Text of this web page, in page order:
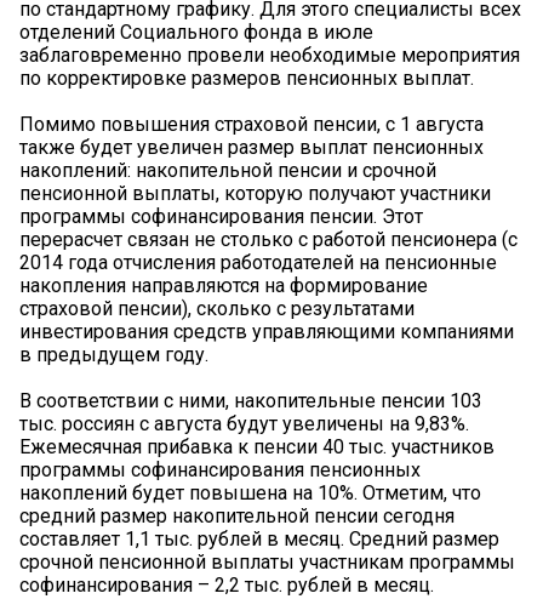
по стандартному графику. Для этого специалисты всех
отделений Социального фонда в июле
заблаговременно провели необходимые мероприятия
по корректировке размеров пенсионных выплат.
Помимо повышения страховой пенсии, с 1 августа
также будет увеличен размер выплат пенсионных
накоплений: накопительной пенсии и срочной
пенсионной выплаты, которую получают участники
программы софинансирования пенсии. Этот
перерасчет связан не столько с работой пенсионера (с
2014 года отчисления работодателей на пенсионные
накопления направляются на формирование
страховой пенсии), сколько с результатами
инвестирования средств управляющими компаниями
в предыдущем году.
В соответствии с ними, накопительные пенсии 103
тыс. россиян с августа будут увеличены на 9,83%.
Ежемесячная прибавка к пенсии 40 тыс. участников
программы софинансирования пенсионных
накоплений будет повышена на 10%. Отметим, что
средний размер накопительной пенсии сегодня
составляет 1,1 тыс. рублей в месяц. Средний размер
срочной пенсионной выплаты участникам программы
софинансирования – 2,2 тыс. рублей в месяц.